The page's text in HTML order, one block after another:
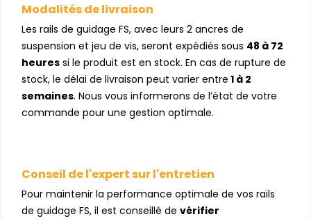
Modalités de livraison
Les rails de guidage FS, avec leurs 2 ancres de
suspension et jeu de vis, seront expédiés sous 48 à 72
heures si le produit est en stock. En cas de rupture de
stock, le délai de livraison peut varier entre 1 à 2
semaines. Nous vous informerons de l’état de votre
commande pour une gestion optimale.
Conseil de l'expert sur l'entretien
Pour maintenir la performance optimale de vos rails
de guidage FS, il est conseillé de vérifier